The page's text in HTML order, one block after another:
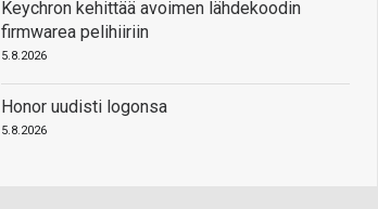
Keychron kehittää avoimen lähdekoodin
firmwarea pelihiiriin
5.8.2026
Honor uudisti logonsa
5.8.2026